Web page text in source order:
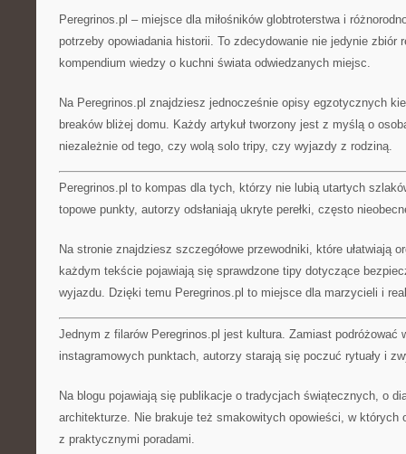
Peregrinos.pl – miejsce dla miłośników globtroterstwa i
potrzeby opowiadania historii. To zdecydowanie nie jedynie zbiór
kompendium wiedzy o kuchni świata odwiedzanych miejsc.
Na Peregrinos.pl znajdziesz jednocześnie opisy egzotycznych
breaków bliżej domu. Każdy artykuł tworzony jest z myślą o
niezależnie od tego, czy wolą solo tripy, czy wyjazdy z rodziną.
Peregrinos.pl to kompas dla tych, którzy nie lubią utartych
topowe punkty, autorzy odsłaniają ukryte perełki, często
Na stronie znajdziesz szczegółowe przewodniki, które ułatwiają
każdym tekście pojawiają się sprawdzone tipy dotyczące
wyjazdu. Dzięki temu Peregrinos.pl to miejsce dla marzycieli i
Jednym z filarów Peregrinos.pl jest kultura. Zamiast podróżować
instagramowych punktach, autorzy starają się poczuć rytuały i
Na blogu pojawiają się publikacje o tradycjach świątecznych, o
architekturze. Nie brakuje też smakowitych opowieści, w których
z praktycznymi poradami.